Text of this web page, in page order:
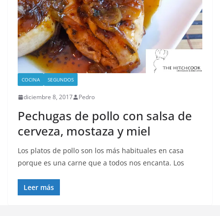
COCINA SEGUNDOS
diciembre 8, 2017 Pedro
Pechugas de pollo con salsa de
cerveza, mostaza y miel
Los platos de pollo son los más habituales en casa
porque es una carne que a todos nos encanta. Los
Leer más